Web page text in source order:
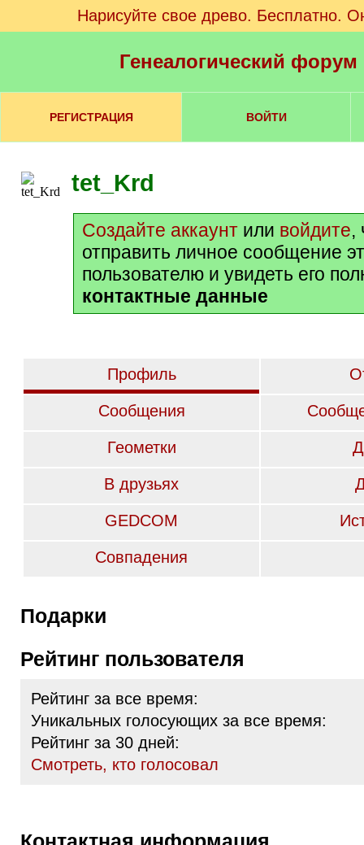
Нарисуйте свое древо. Бесплатно.
Генеалогический
РЕГИСТРАЦИЯ ВОЙТИ
tet_Krd
Создайте аккаунт или войдите,
отправить личное сообщение
пользователю и увидеть его
контактные данные
Профиль
Сообщения
Геометки
В друзьях
GEDCOM
Совпадения
Подарки
Рейтинг пользователя
Рейтинг за все время:
Уникальных голосующих за все время:
Рейтинг за 30 дней:
Cмотреть, кто голосовал